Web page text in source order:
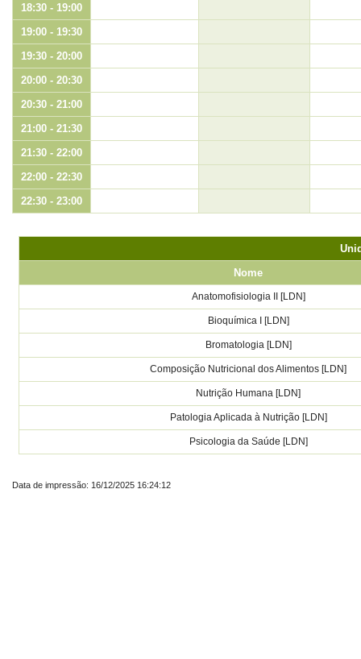
18:30 - 19:00
19:00 - 19:30
19:30 - 20:00
20:00 - 20:30
20:30 - 21:00
21:00 - 21:30
21:30 - 22:00
22:00 - 22:30
22:30 - 23:00
Nome
Anatomofisiologia II [LDN]
Bioquímica I [LDN]
Bromatologia [LDN]
Composição Nutricional dos Alimentos [LDN]
Nutrição Humana [LDN]
Patologia Aplicada à Nutrição [LDN]
Psicologia da Saúde [LDN]
Data de impressão: 16/12/2025 16:24:12